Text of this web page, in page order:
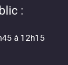
:
à 12h15